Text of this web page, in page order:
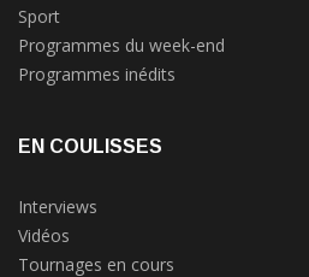
Sport
Programmes du week-end
Programmes inédits
EN COULISSES
Interviews
Vidéos
Tournages en cours